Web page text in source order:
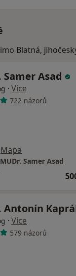
Blatná,
Samer Asad
· Více
722 názorů
Mapa
Samer Asad
Antonín
· Více
579 názorů